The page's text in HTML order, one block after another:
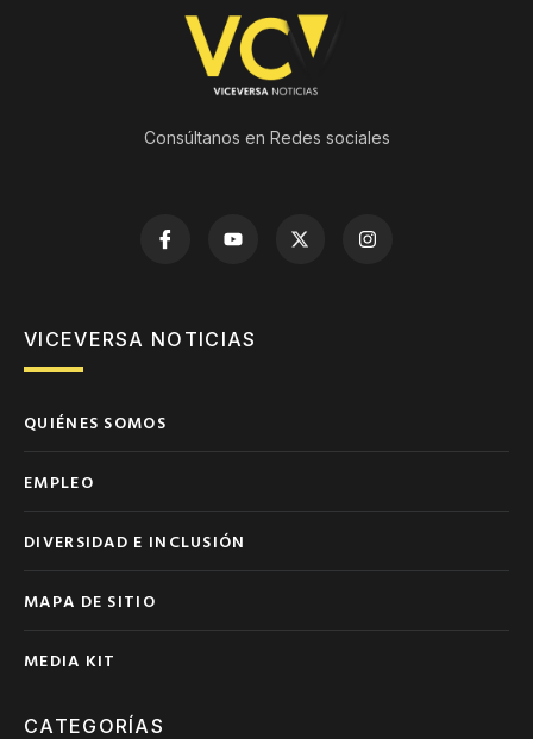
Consúltanos en Redes sociales
VICEVERSA NOTICIAS
QUIÉNES SOMOS
EMPLEO
DIVERSIDAD E INCLUSIÓN
MAPA DE SITIO
MEDIA KIT
CATEGORÍAS